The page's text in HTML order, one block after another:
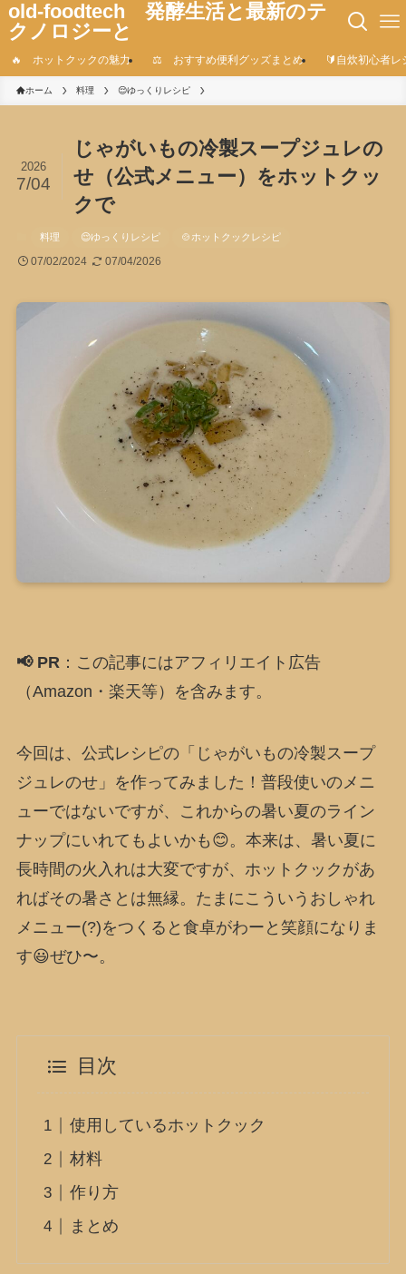
old-foodtech 発酵生活と最新のテ
クノロジーと
🔥 ホットクックの魅力 ⚖️ おすすめ便利グッズまとめ 🔰自炊初心者レ
ホーム 料理 😌ゆっくりレシピ
じゃがいもの冷製スープジュレの
せ（公式メニュー）をホットクッ
クで
2026
7/04
料理 😌ゆっくりレシピ 🍲ホットクックレシピ
07/02/2024 07/04/2026
📢 PR ：この記事にはアフィリエイト広告
（Amazon・楽天等）を含みます。
今回は、公式レシピの「じゃがいもの冷製スープ
ジュレのせ」を作ってみました！普段使いのメニ
ューではないですが、これからの暑い夏のライン
ナップにいれてもよいかも😊。本来は、暑い夏に
長時間の火入れは大変ですが、ホットクックがあ
ればその暑さとは無縁。たまにこういうおしゃれ
メニュー(?)をつくると食卓がわーと笑顔になりま
す😃ぜひ〜。
目次
使用しているホットクック
材料
作り方
まとめ